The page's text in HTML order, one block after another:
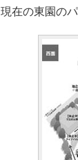
現在の東園の